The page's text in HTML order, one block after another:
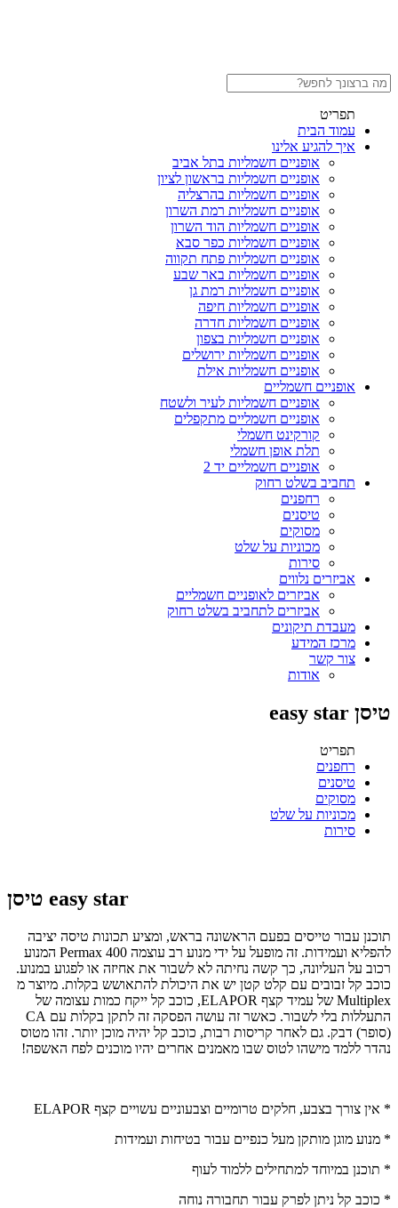
תפריט
עמוד הבית
איך להגיע אלינו
אופניים חשמליות בתל אביב
אופניים חשמליות בראשון לציון
אופניים חשמליות בהרצליה
אופניים חשמליות רמת השרון
אופניים חשמליות הוד השרון
אופניים חשמליות כפר סבא
אופניים חשמליות פתח תקווה
אופניים חשמליות באר שבע
אופניים חשמליות רמת גן
אופניים חשמליות חיפה
אופניים חשמליות חדרה
אופניים חשמליות בצפון
אופניים חשמליות ירושלים
אופניים חשמליות אילת
אופניים חשמליים
אופניים חשמליות לעיר ולשטח
אופניים חשמליים מתקפלים
קורקינט חשמלי
תלת אופן חשמלי
אופניים חשמליים יד 2
תחביב בשלט רחוק
רחפנים
טיסנים
מסוקים
מכוניות על שלט
סירות
אביזרים נלווים
אביזרים לאופניים חשמליים
אביזרים לתחביב בשלט רחוק
מעבדת תיקונים
מרכז המידע
צור קשר
אודות
טיסן easy star
תפריט
רחפנים
טיסנים
מסוקים
מכוניות על שלט
סירות
טיסן easy star
תוכנן עבור טייסים בפעם הראשונה בראש, ומציע תכונות טיסה יציבה
להפליא ועמידות. זה מופעל על ידי מנוע רב עוצמה Permax 400 המנוע
רכוב על העליונה, כך קשה נחיתה לא לשבור את אחיזה או לפגוע במנוע.
כוכב קל זבובים עם קלט קטן יש את היכולת להתאושש בקלות. מיוצר מ
Multiplex של עמיד קצף ELAPOR, כוכב קל ייקח כמות עצומה של
התעללות בלי לשבור. כאשר זה עושה הפסקה זה לתקן בקלות עם CA
(סופר) דבק. גם לאחר קריסות רבות, כוכב קל יהיה מוכן יותר. זהו מטוס
נהדר ללמד מישהו לטוס שבו מאמנים אחרים יהיו מוכנים לפח האשפה!
* אין צורך בצבע, חלקים טרומיים וצבעוניים עשויים קצף ELAPOR
* מנוע מוגן מותקן מעל כנפיים עבור בטיחות ועמידות
* תוכנן במיוחד למתחילים ללמוד לעוף
* כוכב קל ניתן לפרק עבור תחבורה נוחה